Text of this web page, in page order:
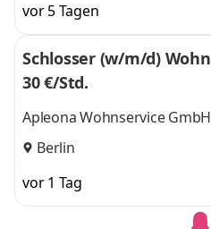
vor 5 Tagen
Schlosser (w/m/d)
30 €/Std.
Apleona Wohnservice GmbH
Berlin
vor 1 Tag